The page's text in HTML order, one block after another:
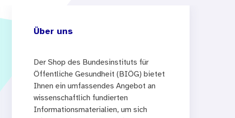
Über uns
Der Shop des Bundesinstituts für
Öffentliche Gesundheit (BIÖG) bietet
Ihnen ein umfassendes Angebot an
wissenschaftlich fundierten
Informationsmaterialien, um sich